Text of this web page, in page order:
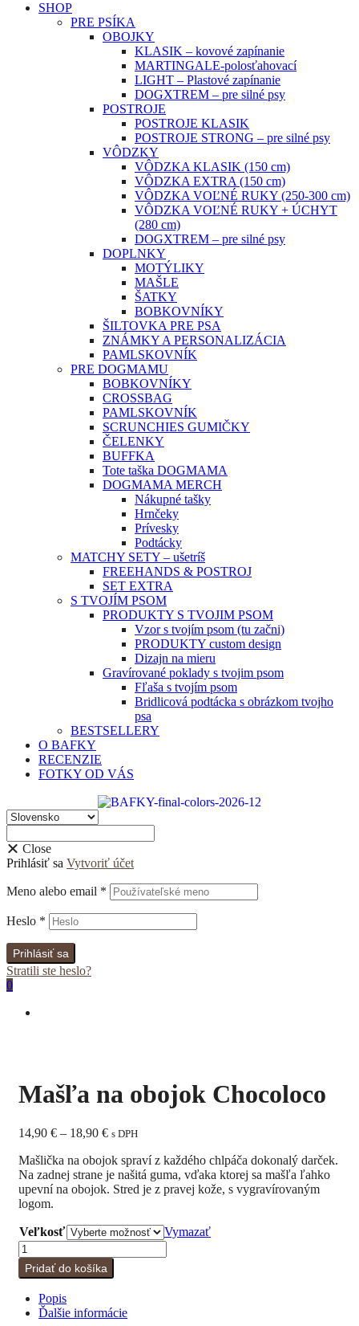
SHOP
PRE PSÍKA
OBOJKY
KLASIK – kovové zapínanie
MARTINGALE-polosťahovací
LIGHT – Plastové zapínanie
DOGXTREM – pre silné psy
POSTROJE
POSTROJE KLASIK
POSTROJE STRONG – pre silné psy
VÔDZKY
VÔDZKA KLASIK (150 cm)
VÔDZKA EXTRA (150 cm)
VÔDZKA VOĽNÉ RUKY (250-300 cm)
VÔDZKA VOĽNÉ RUKY + ÚCHYT
(280 cm)
DOGXTREM – pre silné psy
DOPLNKY
MOTÝLIKY
MAŠLE
ŠATKY
BOBKOVNÍKY
ŠILTOVKA PRE PSA
ZNÁMKY A PERSONALIZÁCIA
PAMLSKOVNÍK
PRE DOGMAMU
BOBKOVNÍKY
CROSSBAG
PAMLSKOVNÍK
SCRUNCHIES GUMIČKY
ČELENKY
BUFFKA
Tote taška DOGMAMA
DOGMAMA MERCH
Nákupné tašky
Hrnčeky
Prívesky
Podtácky
MATCHY SETY – ušetríš
FREEHANDS & POSTROJ
SET EXTRA
S TVOJÍM PSOM
PRODUKTY S TVOJIM PSOM
Vzor s tvojím psom (tu začni)
PRODUKTY custom design
Dizajn na mieru
Gravírované poklady s tvojim psom
Fľaša s tvojím psom
Bridlicová podtácka s obrázkom tvojho
psa
BESTSELLERY
O BAFKY
RECENZIE
FOTKY OD VÁS
Close
Prihlásiť sa Vytvoriť účet
Meno alebo email *
Heslo *
Prihlásiť sa
Stratili ste heslo?
0
Mašľa na obojok Chocoloco
14,90 € – 18,90 €Price
14,90 €
through
18,90 €
s DPH
Mašlička na obojok spraví z každého chlpáča dokonalý darček.
Na zadnej strane je našitá guma, vďaka ktorej sa mašľa ľahko
upevní na obojok. Stred je z pravej kože, s vygravírovaným
logom.
Veľkosť
Vymazať
množstvo
Mašľa
na
Chocoloco
Pridať do košíka
Popis
Ďalšie informácie